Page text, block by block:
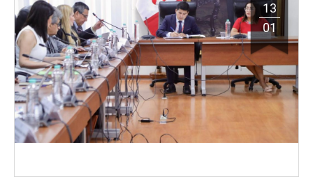
13
01